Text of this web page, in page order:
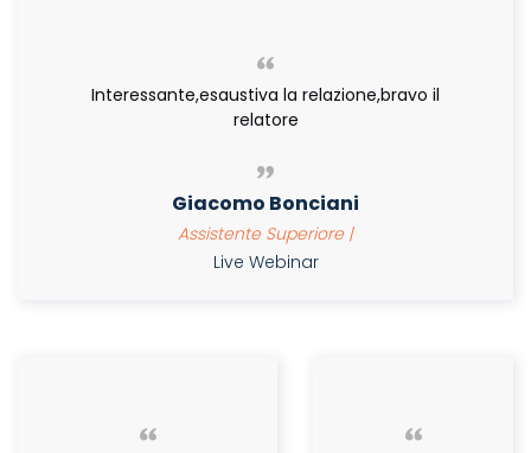
Interessante,esaustiva la relazione,bravo il
relatore
Giacomo Bonciani
Assistente Superiore |
Live Webinar